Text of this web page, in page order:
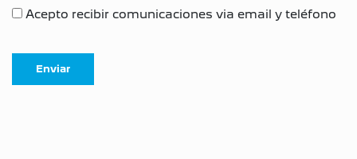
Acepto recibir comunicaciones via email y teléfono